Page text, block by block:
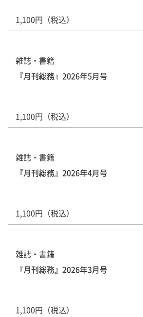
1,100円（税込）
雑誌・書籍
『月刊総務』2026年5月号
1,100円（税込）
雑誌・書籍
『月刊総務』2026年4月号
1,100円（税込）
雑誌・書籍
『月刊総務』2026年3月号
1,100円（税込）